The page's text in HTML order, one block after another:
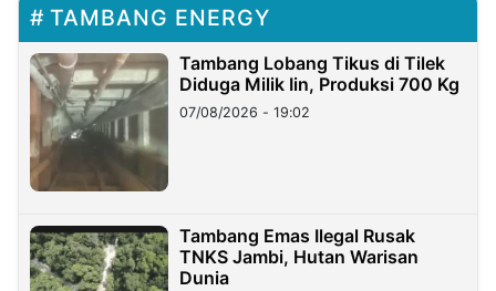
TAMBANG ENERGY
Tambang Lobang Tikus di Tilek
Diduga Milik Iin, Produksi 700 Kg
07/08/2026 - 19:02
Tambang Emas Ilegal Rusak
TNKS Jambi, Hutan Warisan
Dunia